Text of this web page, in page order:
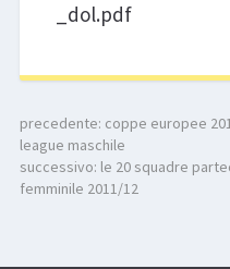
_dol.pdf
precedente: coppe europee
league maschile
successivo: le 20 squadre
femminile 2011/12